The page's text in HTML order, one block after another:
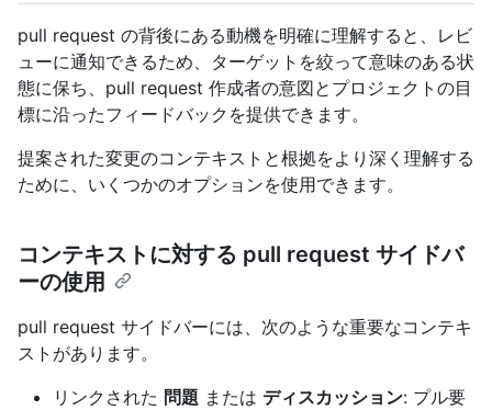
pull request の背後にある動機を明確に理解すると、レビ
ューに通知できるため、ターゲットを絞って意味のある状
態に保ち、pull request 作成者の意図とプロジェクトの目
標に沿ったフィードバックを提供できます。
提案された変更のコンテキストと根拠をより深く理解する
ために、いくつかのオプションを使用できます。
コンテキストに対する pull request サイドバ
ーの使用
pull request サイドバーには、次のような重要なコンテキ
ストがあります。
リンクされた 問題 または ディスカッション: プル要